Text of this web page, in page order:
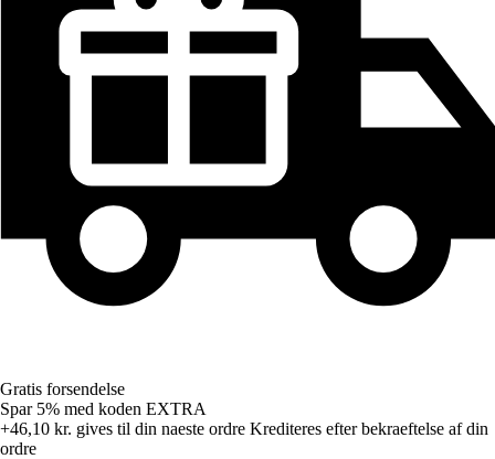
Gratis forsendelse
Spar 5% med koden EXTRA
+46,10 kr. gives til din naeste ordre Krediteres efter bekraeftelse af din
ordre